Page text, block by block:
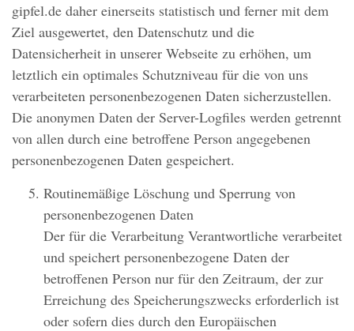
gipfel.de daher einerseits statistisch und ferner mit dem
Ziel ausgewertet, den Datenschutz und die
Datensicherheit in unserer Webseite zu erhöhen, um
letztlich ein optimales Schutzniveau für die von uns
verarbeiteten personenbezogenen Daten sicherzustellen.
Die anonymen Daten der Server-Logfiles werden getrennt
von allen durch eine betroffene Person angegebenen
personenbezogenen Daten gespeichert.
Routinemäßige Löschung und Sperrung von
personenbezogenen Daten
Der für die Verarbeitung Verantwortliche verarbeitet
und speichert personenbezogene Daten der
betroffenen Person nur für den Zeitraum, der zur
Erreichung des Speicherungszwecks erforderlich ist
oder sofern dies durch den Europäischen